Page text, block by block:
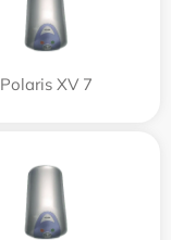
Polaris XV 7